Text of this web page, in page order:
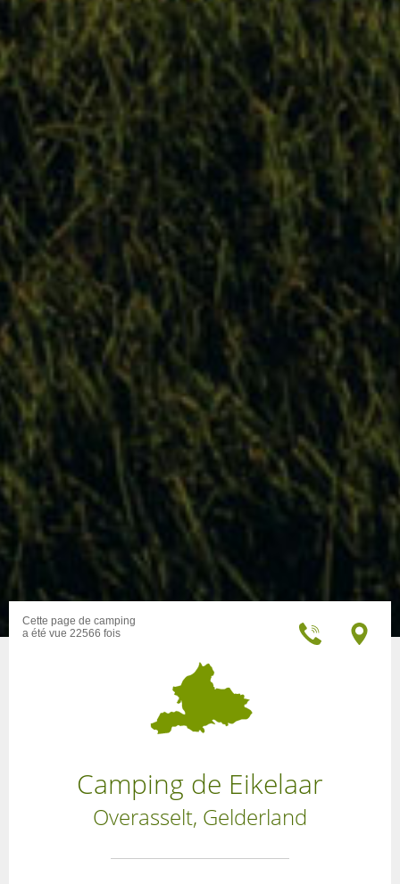
Cette page de camping
a été vue 22566 fois
Camping de Eikelaar
Overasselt, Gelderland